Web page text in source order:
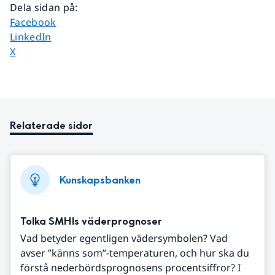
Dela sidan på:
Dela sidan på
Facebook
Dela sidan på
LinkedIn
Dela sidan på
X
Relaterade sidor
Kunskapsbanken
Tolka SMHIs väderprognoser
Vad betyder egentligen vädersymbolen? Vad
avser ”känns som”-temperaturen, och hur ska du
förstå nederbördsprognosens procentsiffror? I